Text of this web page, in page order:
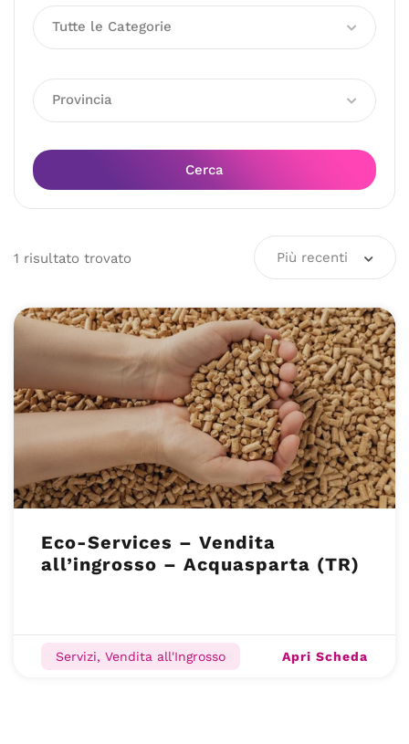
Tutte le Categorie
Provincia
Cerca
1 risultato trovato Più recenti
Eco-Services – Vendita
all’ingrosso – Acquasparta (TR)
Servizi, Vendita all'Ingrosso Apri Scheda